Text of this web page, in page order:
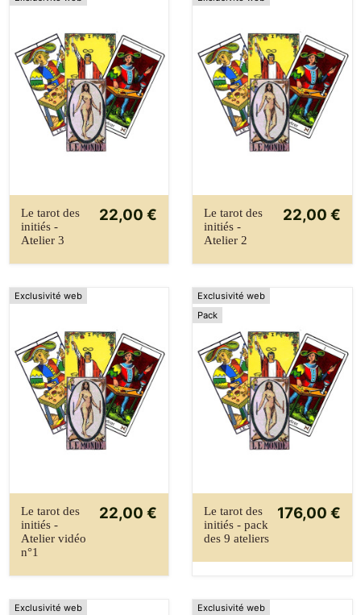
Le tarot des
initiés -
Atelier 3
22,00 €
Le tarot des
initiés -
Atelier 2
22,00 €
Exclusivité web
Le tarot des
initiés -
Atelier vidéo
n°1
22,00 €
Exclusivité web
Pack
Le tarot des
initiés - pack
des 9 ateliers
176,00 €
Exclusivité web Exclusivité web